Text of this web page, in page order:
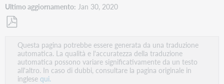
Ultimo aggiornamento Jan 30, 2020
come
PDF
Questa pagina potrebbe essere generata da una traduzione
automatica. La qualità e l'accuratezza della traduzione
automatica possono variare significativamente da un testo
all'altro. In caso di dubbi, consultare la pagina originale in
inglesequi.